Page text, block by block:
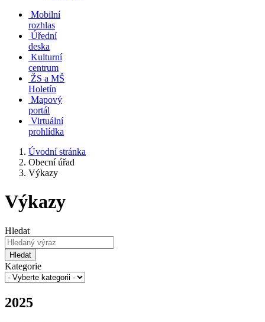
Mobilní
rozhlas
Úřední
deska
Kulturní
centrum
ŽS a MŠ
Holetín
Mapový
portál
Virtuální
prohlídka
Úvodní stránka
Obecní úřad
Výkazy
Výkazy
Hledat
Hledat
Kategorie
2025